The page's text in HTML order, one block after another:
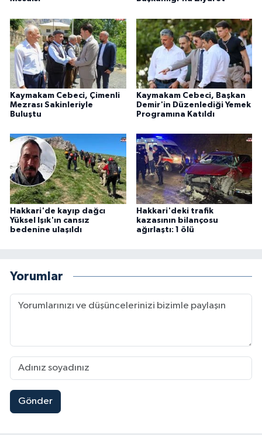
Kaymakam Cebeci, Çimenli
Mezrası Sakinleriyle
Buluştu
Kaymakam Cebeci, Başkan
Demir'in Düzenlediği Yemek
Programına Katıldı
Hakkari'de kayıp dağcı
Yüksel Işık'ın cansız
bedenine ulaşıldı
Hakkari'deki trafik
kazasının bilançosu
ağırlaştı: 1 ölü
Yorumlar
Gönder